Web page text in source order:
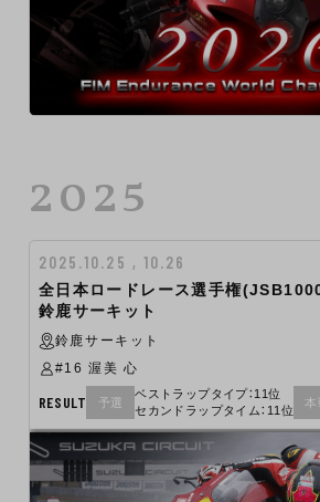
2025
2025.10.25 , 10.26
全日本ロードレース選手権
鈴鹿サーキット
鈴鹿サーキット
#16 渥美 心
RESULT 予選
ベストラップタイプ：11位
セカンドラップタイム：11位
本